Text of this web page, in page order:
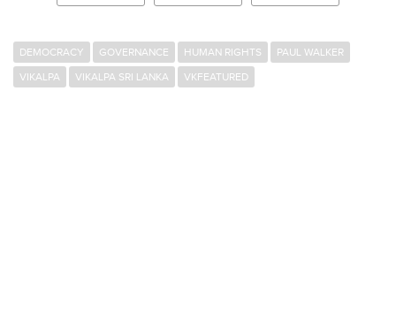
DEMOCRACY GOVERNANCE HUMAN RIGHTS
PAUL WALKER
VIKALPA
VIKALPA SRI LANKA VKFEATURED